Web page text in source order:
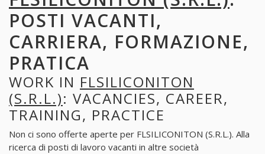
POSTI VACANTI,
CARRIERA, FORMAZIONE,
PRATICA
WORK IN FLSILICONITON
(S.R.L.): VACANCIES, CAREER,
TRAINING, PRACTICE
Non ci sono offerte aperte per FLSILICONITON (S.R.L.). Alla
ricerca di posti di lavoro vacanti in altre società